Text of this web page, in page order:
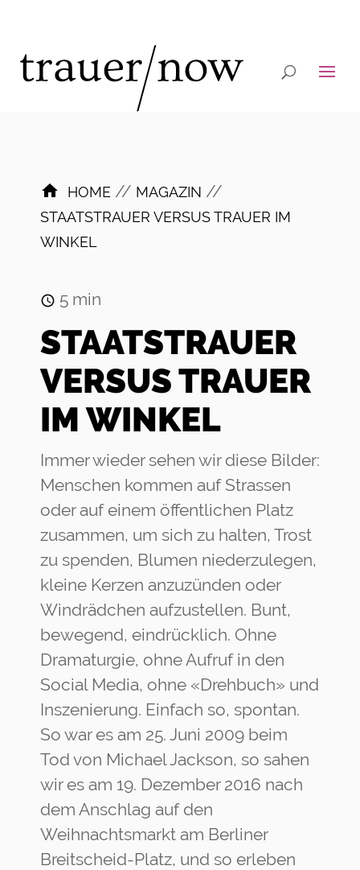
HOME // MAGAZIN //
STAATSTRAUER VERSUS TRAUER IM
WINKEL
5 min
STAATSTRAUER
VERSUS TRAUER
IM WINKEL
Immer wieder sehen wir diese Bilder:
Menschen kommen auf Strassen
oder auf einem öffentlichen Platz
zusammen, um sich zu halten, Trost
zu spenden, Blumen niederzulegen,
kleine Kerzen anzuzünden oder
Windrädchen aufzustellen. Bunt,
bewegend, eindrücklich. Ohne
Dramaturgie, ohne Aufruf in den
Social Media, ohne «Drehbuch» und
Inszenierung. Einfach so, spontan.
So war es am 25. Juni 2009 beim
Tod von Michael Jackson, so sahen
wir es am 19. Dezember 2016 nach
dem Anschlag auf den
Weihnachtsmarkt am Berliner
Breitscheid-Platz, und so erleben